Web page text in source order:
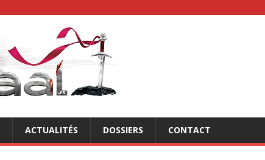
ACTUALITÉS DOSSIERS CONTACT